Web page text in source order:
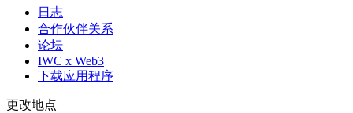
日志
合作伙伴关系
论坛
IWC x Web3
下载应用程序
更改地点